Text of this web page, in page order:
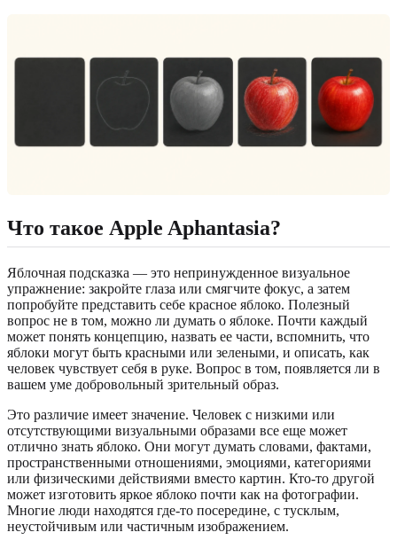
Что такое Apple Aphantasia?
Яблочная подсказка — это непринужденное визуальное
упражнение: закройте глаза или смягчите фокус, а затем
попробуйте представить себе красное яблоко. Полезный
вопрос не в том, можно ли думать о яблоке. Почти каждый
может понять концепцию, назвать ее части, вспомнить, что
яблоки могут быть красными или зелеными, и описать, как
человек чувствует себя в руке. Вопрос в том, появляется ли в
вашем уме добровольный зрительный образ.
Это различие имеет значение. Человек с низкими или
отсутствующими визуальными образами все еще может
отлично знать яблоко. Они могут думать словами, фактами,
пространственными отношениями, эмоциями, категориями
или физическими действиями вместо картин. Кто-то другой
может изготовить яркое яблоко почти как на фотографии.
Многие люди находятся где-то посередине, с тусклым,
неустойчивым или частичным изображением.